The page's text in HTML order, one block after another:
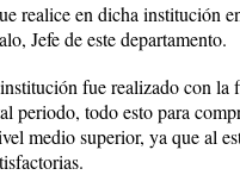
realice en dicha institución
Jefe de este departamento.
fue realizado con la
periodo, todo esto para
medio superior, ya que al